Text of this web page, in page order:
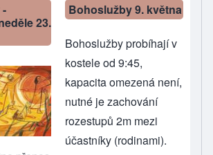
23.
Bohoslužby 9. května
Bohoslužby probíhají v
kostele od 9:45,
kapacita omezená není,
nutné je zachování
rozestupů 2m mezi
účastníky (rodinami).